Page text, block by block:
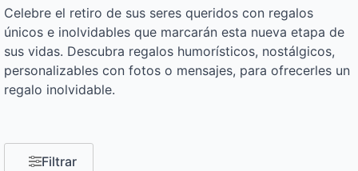
Celebre el retiro de sus seres queridos con regalos
únicos e inolvidables que marcarán esta nueva etapa de
sus vidas. Descubra regalos humorísticos, nostálgicos,
personalizables con fotos o mensajes, para ofrecerles un
regalo inolvidable.
Filtrar